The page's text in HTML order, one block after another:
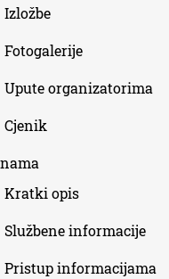
Izložbe
Fotogalerije
Upute organizatorima
Cjenik
Kratki opis
Službene informacije
Pristup informacijama